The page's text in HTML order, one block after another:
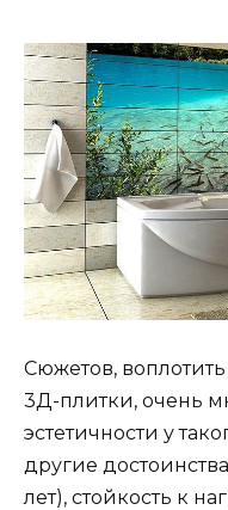
Сюжетов,
3Д-плитки, очень
эстетичности у
другие
лет), стойкость к